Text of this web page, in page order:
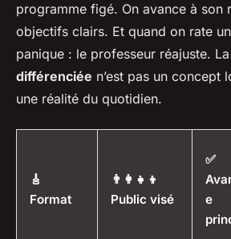
programme figé. On avance à son
objectifs clairs. Et quand on rate
panique : le professeur réajuste. La
différenciée n’est pas un concept
une réalité du quotidien.
🎸
Format
👨‍👩‍👧‍👦
Public visé
✅
e